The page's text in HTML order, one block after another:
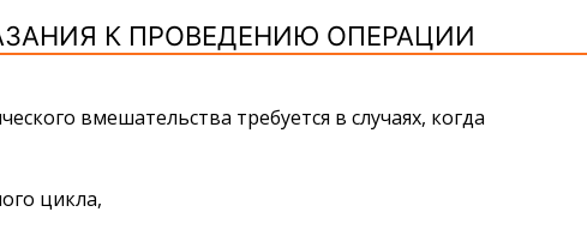
К ПРОВЕДЕНИЮ ОПЕРАЦИИ
вмешательства требуется в случаях, когда
цикла,